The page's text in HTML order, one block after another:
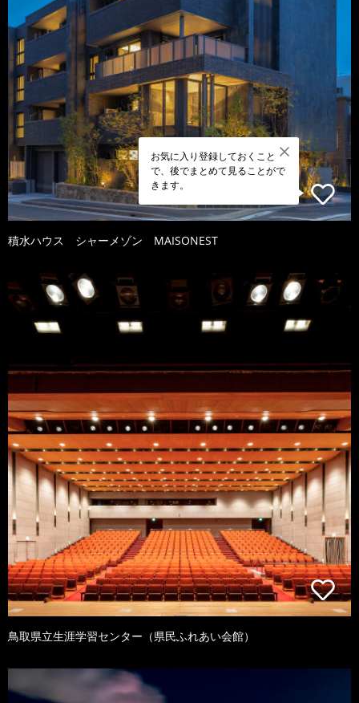
お気に入り登録しておくこと
で、後でまとめて見ることがで
きます。
積水ハウス シャーメゾン MAISONEST
鳥取県立生涯学習センター（県民ふれあい会館）